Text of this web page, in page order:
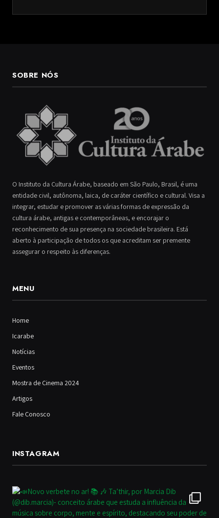
SOBRE NÓS
O Instituto da Cultura Árabe, baseado em São Paulo, Brasil, é uma
entidade civil, autônoma, laica, de caráter científico e cultural. Visa a
integrar, estudar e promover as várias formas de expressão da
cultura árabe, antigas e contemporâneas, e encorajar o
reconhecimento de sua presença na sociedade brasileira. Está
aberto à participação de todos os que acreditam ser premente
assegurar o respeito às diferenças.
MENU
Home
Icarabe
Notícias
Eventos
Mostra de Cinema 2024
Artigos
Fale Conosco
INSTAGRAM